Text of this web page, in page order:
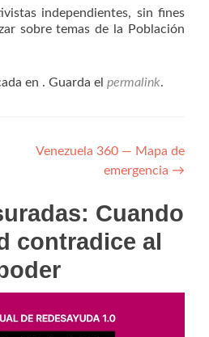
independientes, sin fines
sobre temas de la Población
en . Guarda el permalink.
Venezuela 360 — Mapa de
emergencia →
Cuando
contradice al